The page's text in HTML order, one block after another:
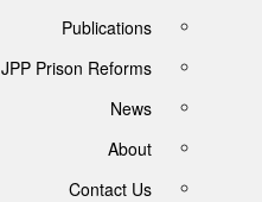
Publications
JPP Prison Reforms
News
About
Contact Us